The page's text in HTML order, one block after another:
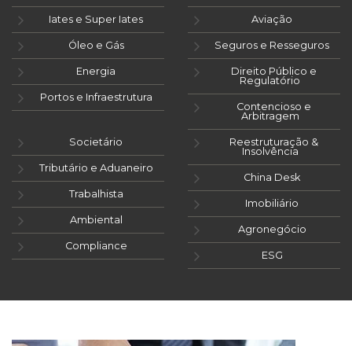
Iates e Super Iates
Óleo e Gás
Energia
Portos e Infraestrutura
Aviação
Seguros e Resseguros
Direito Público e
Regulatório
Contencioso e
Arbitragem
Societário
Tributário e Aduaneiro
Trabalhista
Ambiental
Compliance
Reestruturação &
Insolvência
China Desk
Imobiliário
Agronegócio
ESG